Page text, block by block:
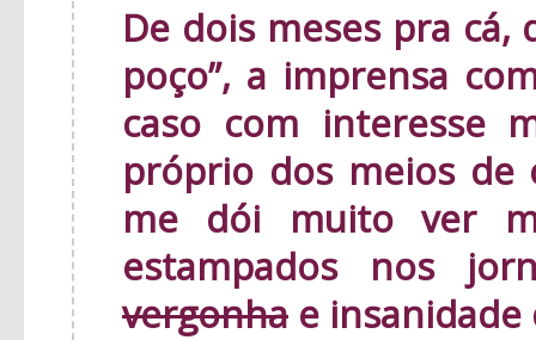
De dois meses pra cá,
poço”, a imprensa
caso com interesse
próprio dos meios de
me dói muito ver
estampados nos
vergonha e insanidade